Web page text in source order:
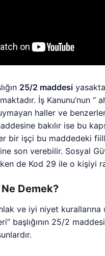
25/2 maddesi
İş Kanunu’nun “
haller ve
bakılır ise bu
bir işçi bu maddedeki
son verebilir. Sosyal
de Kod 29 ile o kişiyi
Demek?
ve iyi niyet kurallarına
başlığının 25/2